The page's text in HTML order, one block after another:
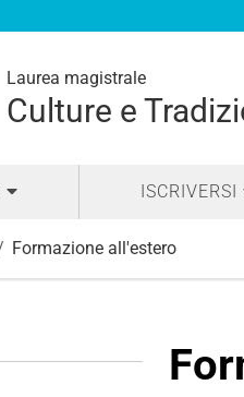
Laurea magistrale
Culture e
ISCRIVERSI
Formazione all'estero